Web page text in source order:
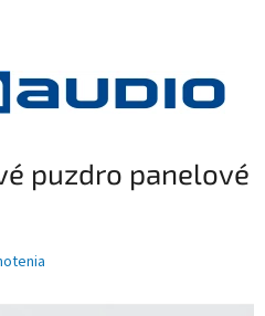
puzdro panelové